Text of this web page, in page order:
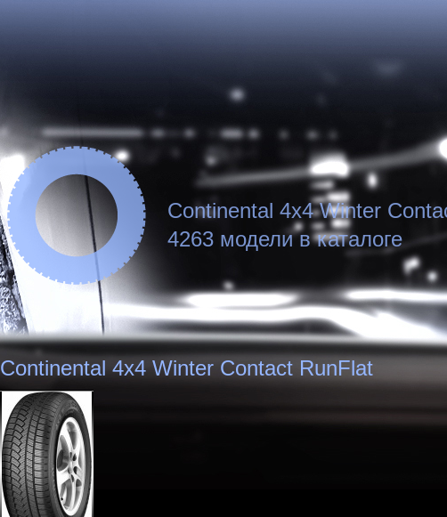
Continental 4x4 Winter
4263 модели в каталоге
Continental 4x4 Winter Contact RunFlat